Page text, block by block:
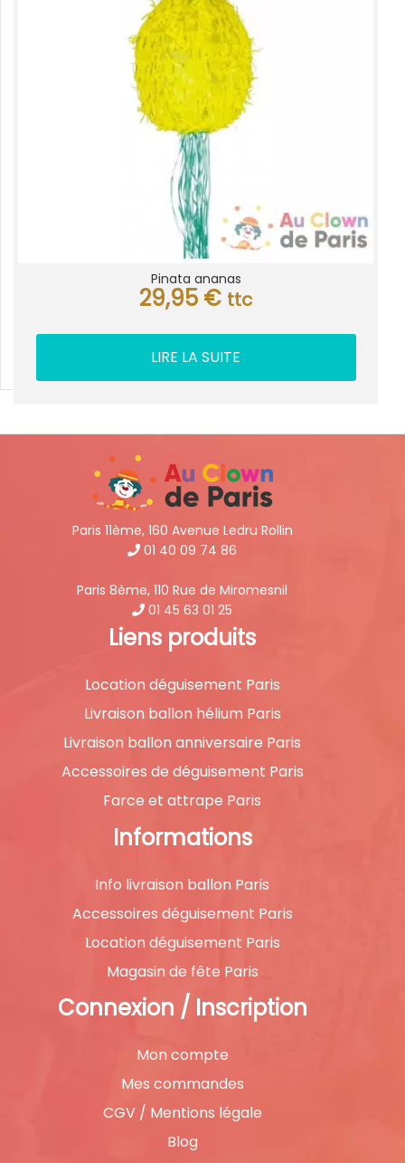
Pinata ananas
29,95 € ttc
LIRE LA SUITE
Paris 11ème, 160 Avenue Ledru Rollin
01 40 09 74 86
Paris 8ème, 110 Rue de Miromesnil
01 45 63 01 25
Liens produits
Location déguisement Paris
Livraison ballon hélium Paris
Livraison ballon anniversaire Paris
Accessoires de déguisement Paris
Farce et attrape Paris
Informations
Info livraison ballon Paris
Accessoires déguisement Paris
Location déguisement Paris
Magasin de fête Paris
Connexion / Inscription
Mon compte
Mes commandes
CGV / Mentions légale
Blog